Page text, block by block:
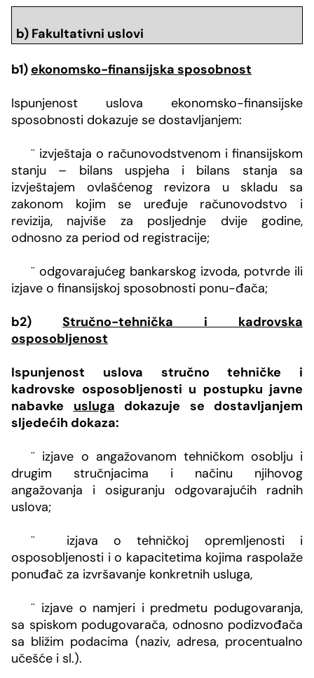
b) Fakultativni uslovi
b1) ekonomsko-finansijska sposobnost
Ispunjenost uslova ekonomsko-finansijske
sposobnosti dokazuje se dostavljanjem:
¨ izvještaja o računovodstvenom i finansijskom
stanju – bilans uspjeha i bilans stanja sa
izvještajem ovlašćenog revizora u skladu sa
zakonom kojim se uređuje računovodstvo i
revizija, najviše za posljednje dvije godine,
odnosno za period od registracije;
¨ odgovarajućeg bankarskog izvoda, potvrde ili
izjave o finansijskoj sposobnosti ponu-đača;
b2) Stručno-tehnička i kadrovska
osposobljenost
Ispunjenost uslova stručno tehničke i
kadrovske osposobljenosti u postupku javne
nabavke usluga dokazuje se dostavljanjem
sljedećih dokaza:
¨ izjave o angažovanom tehničkom osoblju i
drugim stručnjacima i načinu njihovog
angažovanja i osiguranju odgovarajućih radnih
uslova;
¨ izjava o tehničkoj opremljenosti i
osposobljenosti i o kapacitetima kojima raspolaže
ponuđač za izvršavanje konkretnih usluga,
¨ izjave o namjeri i predmetu podugovaranja,
sa spiskom podugovarača, odnosno podizvođača
sa bližim podacima (naziv, adresa, procentualno
učešće i sl.).